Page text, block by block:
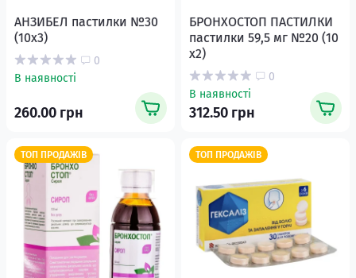
АНЗИБЕЛ пастилки №30
(10х3)
0
В наявності
260.00 грн
БРОНХОСТОП ПАСТИЛКИ
пастилки 59,5 мг №20 (10
х2)
0
В наявності
312.50 грн
ТОП ПРОДАЖІВ ТОП ПРОДАЖІВ